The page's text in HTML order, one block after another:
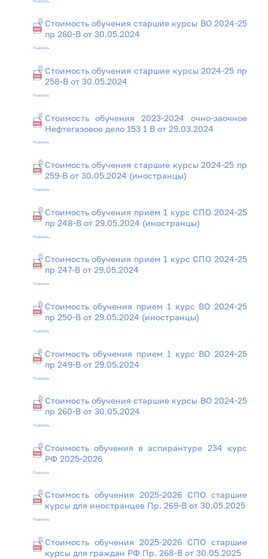
Стоимость обучения старшие курсы ВО 2024-25
пр 260-В от 30.05.2024
Подпись
Стоимость обучения старшие курсы 2024-25 пр
258-В от 30.05.2024
Подпись
Стоимость обучения 2023-2024 очно-заочное
Нефтегазовое дело 153 1 В от 29.03.2024
Подпись
Стоимость обучения старшие курсы 2024-25 пр
259-В от 30.05.2024 (иностранцы)
Подпись
Стоимость обучения прием 1 курс СПО 2024-25
пр 248-В от 29.05.2024 (иностранцы)
Подпись
Стоимость обучения прием 1 курс СПО 2024-25
пр 247-В от 29.05.2024
Подпись
Стоимость обучения прием 1 курс ВО 2024-25
пр 250-В от 29.05.2024 (иностранцы)
Подпись
Стоимость обучения прием 1 курс ВО 2024-25
пр 249-В от 29.05.2024
Подпись
Стоимость обучения старшие курсы ВО 2024-25
пр 260-В от 30.05.2024
Подпись
Стоимость обучения в аспирантуре 234 курс
РФ 2025-2026
Подпись
Стоимость обучения 2025-2026 СПО старшие
курсы для иностранцев Пр. 269-В от 30.05.2025
Подпись
Стоимость обучения 2025-2026 СПО старшие
курсы для граждан РФ Пр. 268-В от 30.05.2025